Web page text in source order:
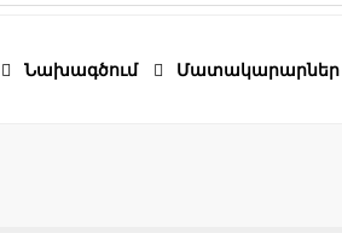
Նախագծում Մատակարարներ